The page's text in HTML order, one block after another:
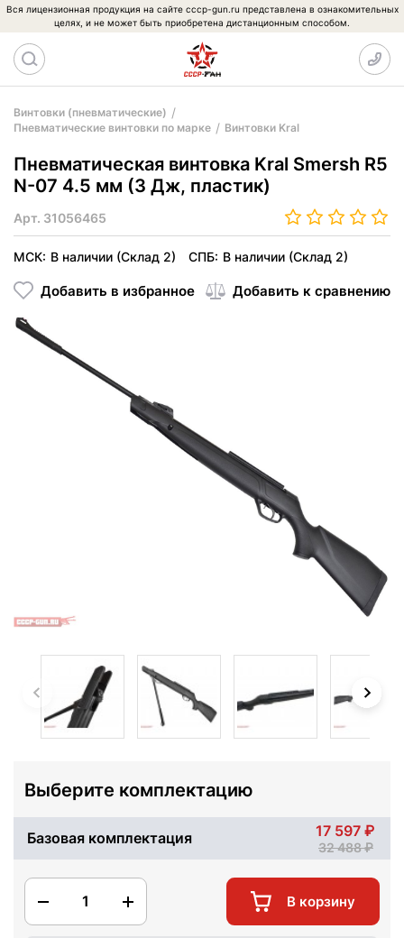
Вся лицензионная продукция на сайте cccp-gun.ru представлена в ознакомительных
целях, и не может быть приобретена дистанционным способом.
Винтовки (пневматические)
Пневматические винтовки по марке
Винтовки Kral
Пневматическая винтовка Kral Smersh R5
N-07 4.5 мм (3 Дж, пластик)
Арт. 31056465
МСК: В наличии (Склад 2) СПБ: В наличии (Склад 2)
Добавить в избранное Добавить к сравнению
Выберите комплектацию
Базовая комплектация 17 597
32 488
1 В корзину